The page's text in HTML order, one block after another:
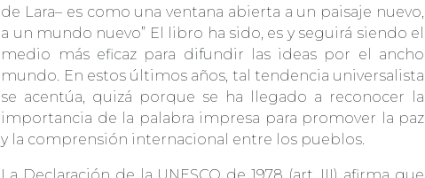
de Lara– es como una ventana abierta a un paisaje nuevo,
a un mundo nuevo” El libro ha sido, es y seguirá siendo el
medio más eficaz para difundir las ideas por el ancho
mundo. En estos últimos años, tal tendencia universalista
se acentúa, quizá porque se ha llegado a reconocer la
importancia de la palabra impresa para promover la paz
y la comprensión internacional entre los pueblos.